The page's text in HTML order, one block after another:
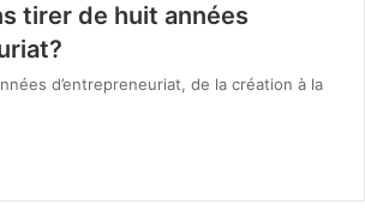
tirer de huit années
d’entrepreneuriat, de la création à la